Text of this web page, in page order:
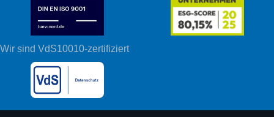
Wir sind VdS10010-zertifiziert